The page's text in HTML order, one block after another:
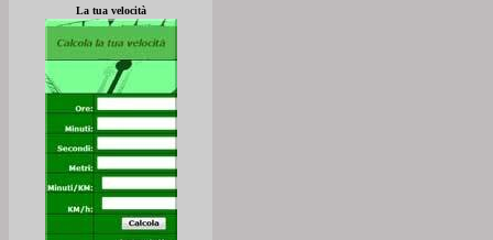
La tua velocità